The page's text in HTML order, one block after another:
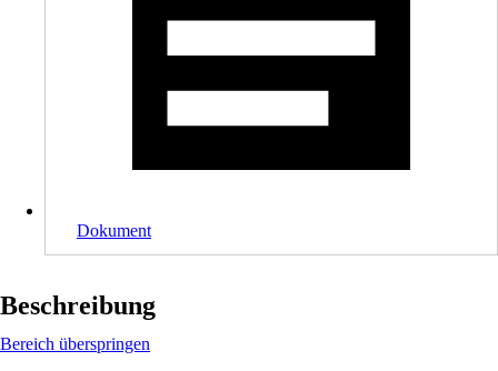
Dokument
Beschreibung
Bereich überspringen